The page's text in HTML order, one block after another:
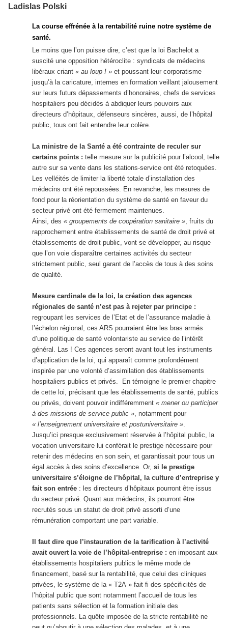
Ladislas Polski
La course effrénée à la rentabilité ruine notre système de
santé.
Le moins que l’on puisse dire, c’est que la loi Bachelot a
suscité une opposition hétéroclite : syndicats de médecins
libéraux criant« au loup ! » et poussant leur corporatisme
jusqu’à la caricature, internes en formation veillant jalousement
sur leurs futurs dépassements d’honoraires, chefs de services
hospitaliers peu décidés à abdiquer leurs pouvoirs aux
directeurs d’hôpitaux, défenseurs sincères, aussi, de l’hôpital
public, tous ont fait entendre leur colère.
La ministre de la Santé a été contrainte de reculer sur
certains points : telle mesure sur la publicité pour l’alcool, telle
autre sur sa vente dans les stations-service ont été retoquées.
Les velléités de limiter la liberté totale d’installation des
médecins ont été repoussées. En revanche, les mesures de
fond pour la réorientation du système de santé en faveur du
secteur privé ont été fermement maintenues.
Ainsi, des« groupements de coopération sanitaire », fruits du
rapprochement entre établissements de santé de droit privé et
établissements de droit public, vont se développer, au risque
que l’on voie disparaître certaines activités du secteur
strictement public, seul garant de l’accès de tous à des soins
de qualité.
Mesure cardinale de la loi, la création des agences
régionales de santé n’est pas à rejeter par principe :
regroupant les services de l’Etat et de l’assurance maladie à
l’échelon régional, ces ARS pourraient être les bras armés
d’une politique de santé volontariste au service de l’intérêt
général. Las ! Ces agences seront avant tout les instruments
d’application de la loi, qui apparaît comme profondément
inspirée par une volonté d’assimilation des établissements
hospitaliers publics et privés. En témoigne le premier chapitre
de cette loi, précisant que les établissements de santé, publics
ou privés, doivent pouvoir indifféremment« mener ou participer
à des missions de service public », notamment pour
« l’enseignement universitaire et postuniversitaire ».
Jusqu’ici presque exclusivement réservée à l’hôpital public, la
vocation universitaire lui conférait le prestige nécessaire pour
retenir des médecins en son sein, et garantissait pour tous un
égal accès à des soins d’excellence. Or,si le prestige
universitaire s’éloigne de l’hôpital, la culture d’entreprise y
fait son entrée : les directeurs d’hôpitaux pourront être issus
du secteur privé. Quant aux médecins, ils pourront être
recrutés sous un statut de droit privé assorti d’une
rémunération comportant une part variable.
Il faut dire que l’instauration de la tarification à l’activité
avait ouvert la voie de l’hôpital-entreprise : en imposant aux
établissements hospitaliers publics le même mode de
financement, basé sur la rentabilité, que celui des cliniques
privées, le système de la « T2A » fait fi des spécificités de
l’hôpital public que sont notamment l’accueil de tous les
patients sans sélection et la formation initiale des
professionnels. La quête imposée de la stricte rentabilité ne